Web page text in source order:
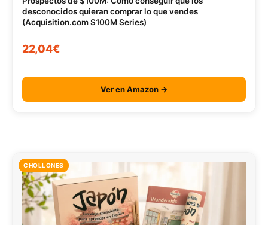
desconocidos quieran comprar lo que vendes
(Acquisition.com $100M Series)
22,04€
Ver en Amazon →
CHOLLONES